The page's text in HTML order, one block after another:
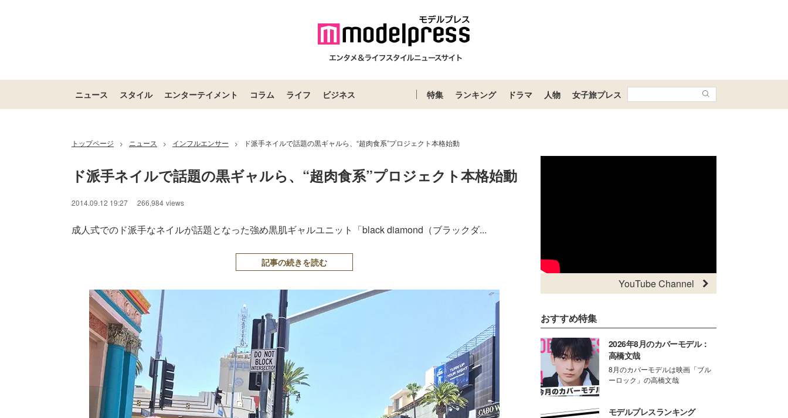
ニュース スタイル エンターテイメント コラム ライフ ビジネス 特集 ランキング ドラマ 人物 女子旅プレス
トップページ > ニュース > インフルエンサー > ド派手ネイルで話題の黒ギャルら、“超肉食系”プロジェクト本格始動
ド派手ネイルで話題の黒ギャルら、“超肉食系”プロジェクト本格始動
2014.09.12 19:27 266,984 views
成人式でのド派手なネイルが話題となった強め黒肌ギャルユニット「black diamond（ブラックダ...
記事の続きを読む
YouTube Channel
おすすめ特集
2026年8月のカバーモデル：
高橋文哉
8月のカバーモデルは映画「ブル
ーロック」の高橋文哉
モデルプレスランキング